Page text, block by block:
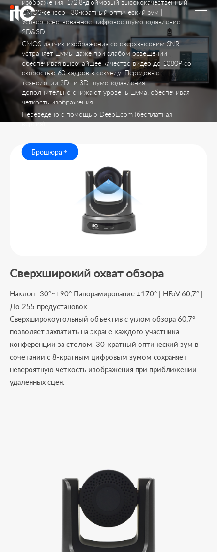
изображения |1/2,8-дюймовый высококачественный
CMOS-сенсор | 30-кратный оптический зум |
Усовершенствованное цифровое шумоподавление
2D&3D
CMOS-датчик изображения со сверхвысоким SNR
устраняет шумы даже при слабом освещении
обеспечивая высочайшее качество видео до 1080P со
скоростью 60 кадров в секунду. Передовые
технологии 2D- и 3D-шумоподавления
дополнительно снижают уровень шума, обеспечивая
четкость изображения.
Переведено с помощью DeepL.com (бесплатная
версия)
Брошюра
Сверхширокий охват обзора
Наклон -30°~+90° Панорамирование ±170° | HFoV 60,7° |
До 255 предустановок
Сверхширокоугольный объектив с углом обзора 60,7°
позволяет захватить на экране каждого участника
конференции за столом. 30-кратный оптический зум в
сочетании с 8-кратным цифровым зумом сохраняет
невероятную четкость изображения при приближении
удаленных сцен.